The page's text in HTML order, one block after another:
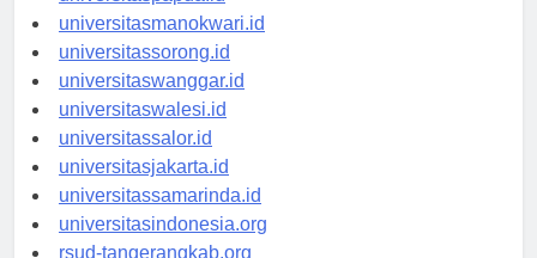
universitaspapua.id
universitasmanokwari.id
universitassorong.id
universitaswanggar.id
universitaswalesi.id
universitassalor.id
universitasjakarta.id
universitassamarinda.id
universitasindonesia.org